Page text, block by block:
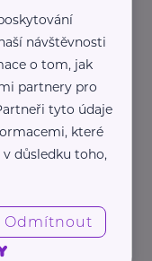
návštěvnosti
o tom, jak
partnery pro
tyto údaje
které
důsledku toho,
Odmítnout